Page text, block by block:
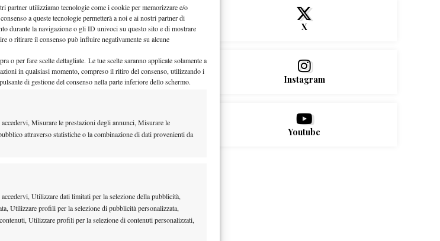
partner utilizziamo tecnologie come i cookie per memorizzare e/o
a queste tecnologie permetterà a noi e ai nostri partner di
durante la navigazione o gli ID univoci su questo sito e di mostrare
o ritirare il consenso può influire negativamente su alcune
o per fare scelte dettagliate. Le tue scelte saranno applicate solamente a
in qualsiasi momento, compreso il ritiro del consenso, utilizzando i
di gestione del consenso nella parte inferiore dello schermo.
Misurare le prestazioni degli annunci, Misurare le
attraverso statistiche o la combinazione di dati provenienti da
Utilizzare dati limitati per la selezione della pubblicità,
Utilizzare profili per la selezione di pubblicità personalizzata,
Utilizzare profili per la selezione di contenuti personalizzati,
alla fine della sua carriera,
rischiare niente e, anzi,
che non ha nulla a che
X
Instagram
Youtube